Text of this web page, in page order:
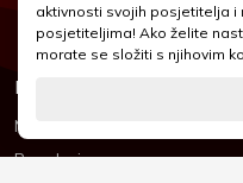
Informacije
Novosti & Promocije
Brandovi
aktivnosti svojih posjetitelja
posjetiteljima! Ako želite
morate se složiti s njihovim